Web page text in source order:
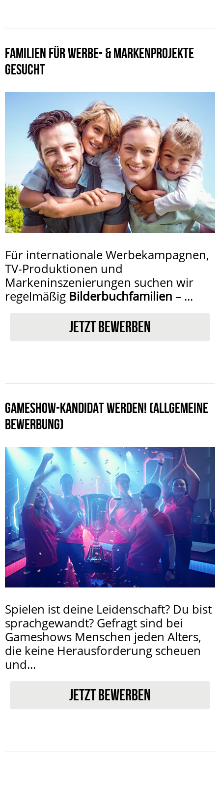
FAMILIEN FÜR WERBE- & MARKENPROJEKTE
GESUCHT
Für internationale Werbekampagnen,
TV-Produktionen und
Markeninszenierungen suchen wir
regelmäßig Bilderbuchfamilien – ...
JETZT BEWERBEN
GAMESHOW-KANDIDAT WERDEN! (ALLGEMEINE
BEWERBUNG)
Spielen ist deine Leidenschaft? Du bist
sprachgewandt? Gefragt sind bei
Gameshows Menschen jeden Alters,
die keine Herausforderung scheuen
und...
JETZT BEWERBEN